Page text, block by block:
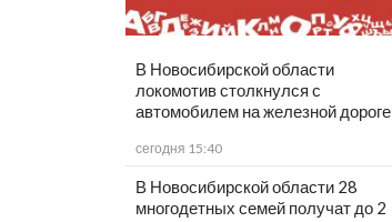
В Новосибирской области
локомотив столкнулся с
автомобилем на железной дороге
сегодня 15:40
В Новосибирской области 28
многодетных семей получат до 2